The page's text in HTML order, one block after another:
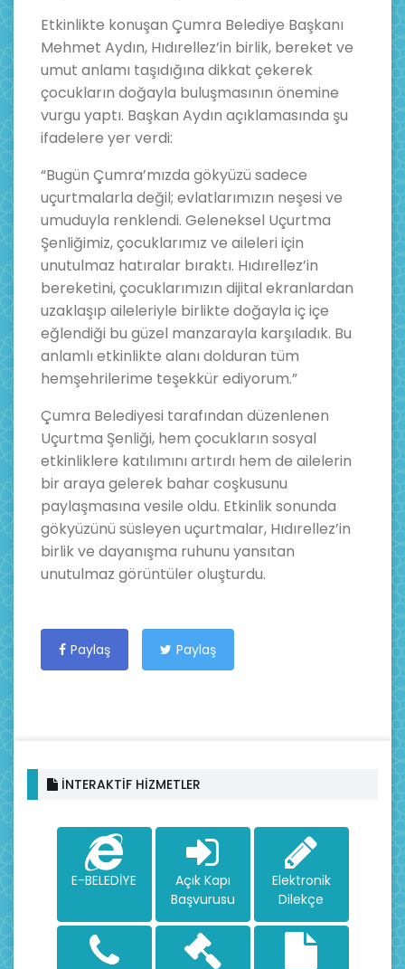
Etkinlikte konuşan Çumra Belediye Başkanı
Mehmet Aydın, Hıdırellez’in birlik, bereket ve
umut anlamı taşıdığına dikkat çekerek
çocukların doğayla buluşmasının önemine
vurgu yaptı. Başkan Aydın açıklamasında şu
ifadelere yer verdi:
“Bugün Çumra’mızda gökyüzü sadece
uçurtmalarla değil; evlatlarımızın neşesi ve
umuduyla renklendi. Geleneksel Uçurtma
Şenliğimiz, çocuklarımız ve aileleri için
unutulmaz hatıralar bıraktı. Hıdırellez’in
bereketini, çocuklarımızın dijital ekranlardan
uzaklaşıp aileleriyle birlikte doğayla iç içe
eğlendiği bu güzel manzarayla karşıladık. Bu
anlamlı etkinlikte alanı dolduran tüm
hemşehrilerime teşekkür ediyorum.”
Çumra Belediyesi tarafından düzenlenen
Uçurtma Şenliği, hem çocukların sosyal
etkinliklere katılımını artırdı hem de ailelerin
bir araya gelerek bahar coşkusunu
paylaşmasına vesile oldu. Etkinlik sonunda
gökyüzünü süsleyen uçurtmalar, Hıdırellez’in
birlik ve dayanışma ruhunu yansıtan
unutulmaz görüntüler oluşturdu.
Paylaş Paylaş
İNTERAKTİF HİZMETLER
E-BELEDİYE
Açık Kapı
Başvurusu
Elektronik
Dilekçe